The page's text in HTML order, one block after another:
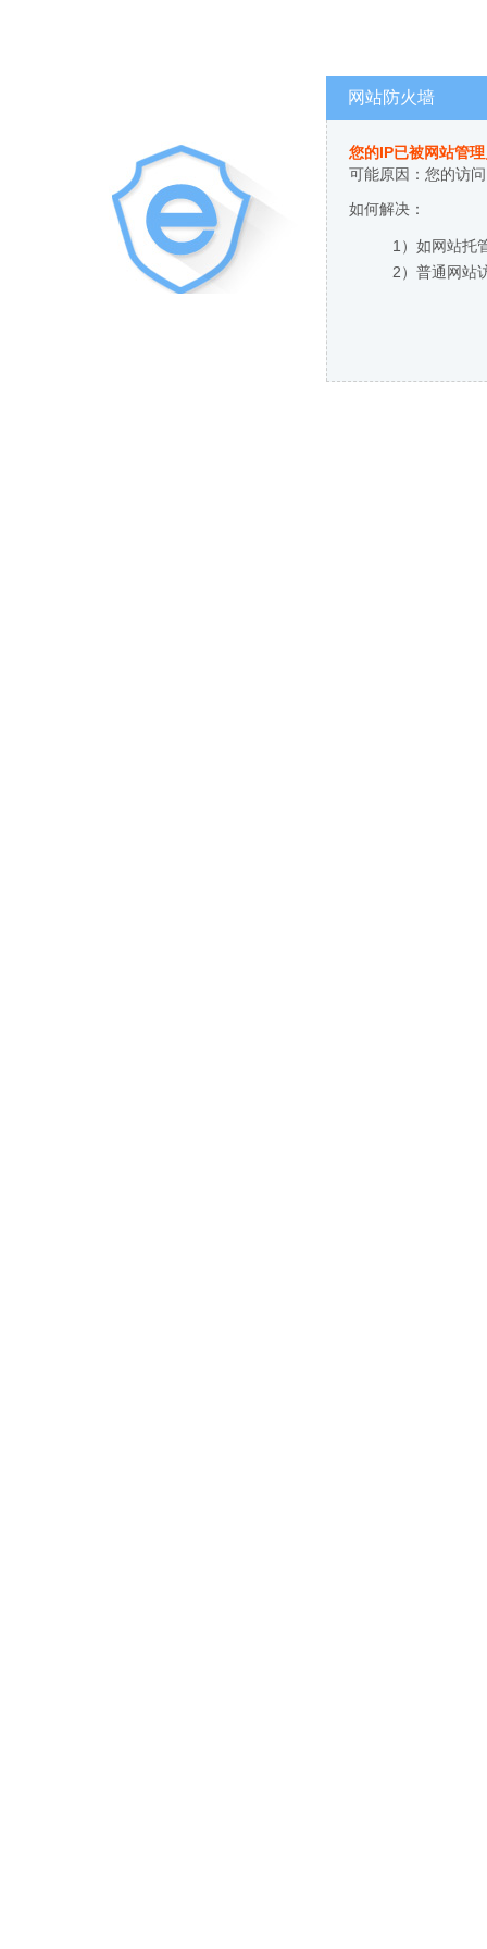
网站防火墙
您的IP已被网站管
可能原因：您的访
如何解决：
1）如网站托
2）普通网站